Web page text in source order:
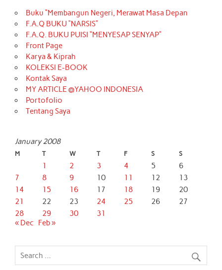
Buku “Membangun Negeri, Merawat Masa Depan
F.A.Q BUKU “NARSIS”
F.A.Q. BUKU PUISI “MENYESAP SENYAP”
Front Page
Karya & Kiprah
KOLEKSI E-BOOK
Kontak Saya
MY ARTICLE @YAHOO INDONESIA
Portofolio
Tentang Saya
January 2008
M T W T F S S
1 2 3 4 5
6
7
8 9 10 11 12
13
14
15 16 17 18 19
20
21
22 23 24 25 26
27
28
29 30
31
« Dec
Feb »